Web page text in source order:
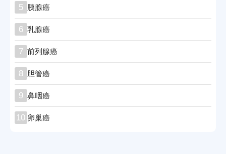
5 胰腺癌
6 乳腺癌
7 前列腺癌
8 胆管癌
9 鼻咽癌
10 卵巢癌